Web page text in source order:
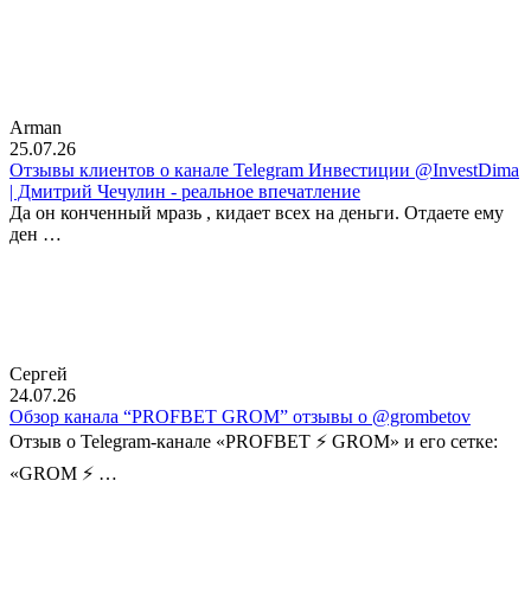
Arman
25.07.26
Отзывы клиентов о канале Telegram Инвестиции @InvestDima
| Дмитрий Чечулин - реальное впечатление
Да он конченный мразь , кидает всех на деньги. Отдаете ему
ден …
Сергей
24.07.26
Обзор канала “PROFBET GROM” отзывы о @grombetov
Отзыв о Telegram-канале «PROFBET ⚡️ GROM» и его сетке:
«GROM ⚡️ …